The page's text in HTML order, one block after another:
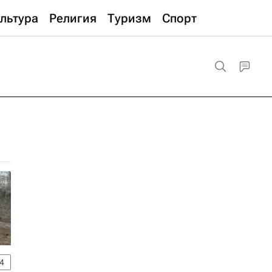
Религия Туризм Спорт
4